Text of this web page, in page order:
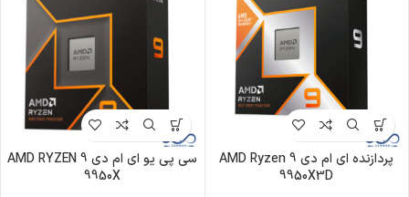
پردازنده ای ام دی AMD Ryzen 9
9950X3D
سی پی یو ای ام دی AMD RYZEN 9
9950X